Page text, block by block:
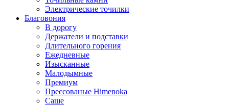
Электрические точилки
Благовония
В дорогу
Держатели и подставки
Длительного горения
Ежедневные
Изысканные
Малодымные
Премиум
Прессованые Himenoka
Саше